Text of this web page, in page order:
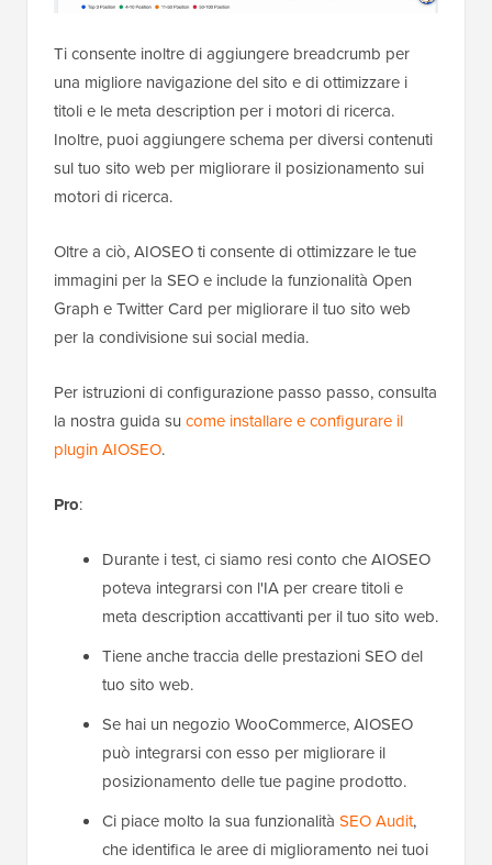
Ti consente inoltre di aggiungere breadcrumb per
una migliore navigazione del sito e di ottimizzare i
titoli e le meta description per i motori di ricerca.
Inoltre, puoi aggiungere schema per diversi contenuti
sul tuo sito web per migliorare il posizionamento sui
motori di ricerca.
Oltre a ciò, AIOSEO ti consente di ottimizzare le tue
immagini per la SEO e include la funzionalità Open
Graph e Twitter Card per migliorare il tuo sito web
per la condivisione sui social media.
Per istruzioni di configurazione passo passo, consulta
la nostra guida su come installare e configurare il
plugin AIOSEO.
Pro:
Durante i test, ci siamo resi conto che AIOSEO
poteva integrarsi con l'IA per creare titoli e
meta description accattivanti per il tuo sito web.
Tiene anche traccia delle prestazioni SEO del
tuo sito web.
Se hai un negozio WooCommerce, AIOSEO
può integrarsi con esso per migliorare il
posizionamento delle tue pagine prodotto.
Ci piace molto la sua funzionalità SEO Audit,
che identifica le aree di miglioramento nei tuoi